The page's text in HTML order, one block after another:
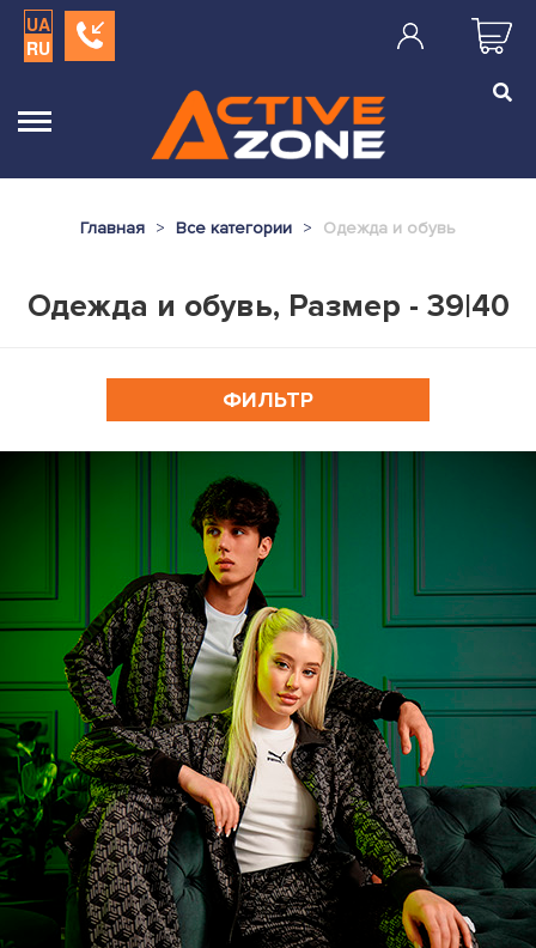
UA
RU
Главная Все категории Одежда и обувь
Одежда и обувь, Размер - 39|40
ФИЛЬТР